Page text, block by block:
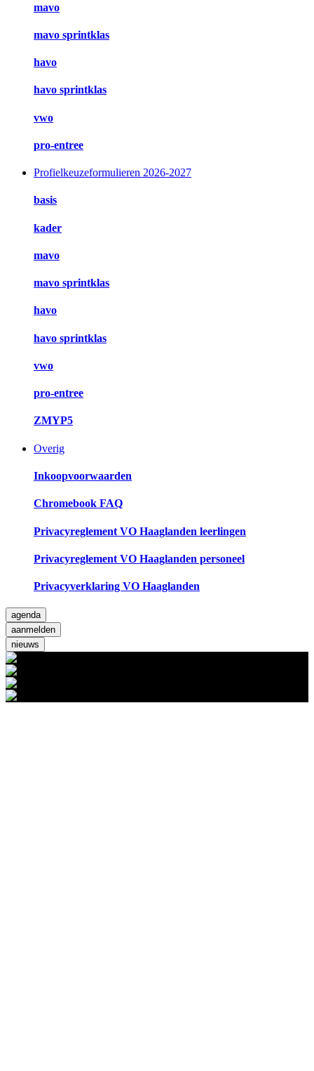
mavo
mavo sprintklas
havo
havo sprintklas
vwo
pro-entree
Profielkeuzeformulieren 2026-2027
basis
kader
mavo
mavo sprintklas
havo
havo sprintklas
vwo
pro-entree
ZMYP5
Overig
Inkoopvoorwaarden
Chromebook FAQ
Privacyreglement VO Haaglanden leerlingen
Privacyreglement VO Haaglanden personeel
Privacyverklaring VO Haaglanden
agenda
aanmelden
nieuws